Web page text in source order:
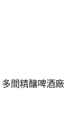
多間精釀啤酒廠